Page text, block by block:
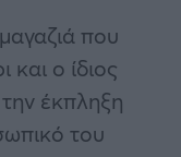
που
και ο ίδιος
έκπληξη
του